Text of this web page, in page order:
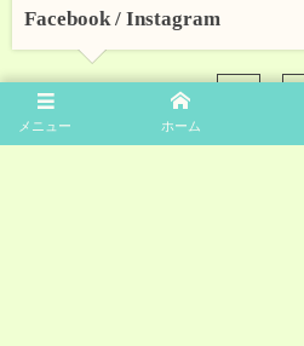
Facebook / Instagram
メニュー ホーム